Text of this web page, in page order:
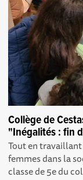
Collège de
"Inégalités : fin
Tout en
femmes dans la
classe de 5e du